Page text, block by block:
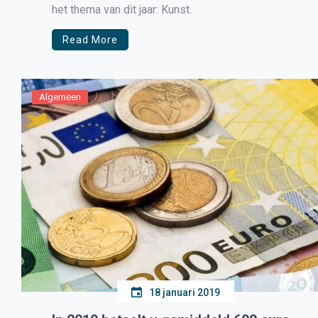
het thema van dit jaar: Kunst.
Read More
Algemeen
18 januari 2019